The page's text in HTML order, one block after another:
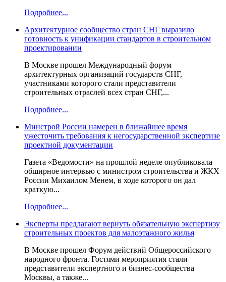
Подробнее...
Архитектурное сообщество стран СНГ выразило
готовность к унификации стандартов в строительном
проектировании
В Москве прошел Международный форум
архитектурных организаций государств СНГ,
участниками которого стали представители
строительных отраслей всех стран СНГ,...
Подробнее...
Минстрой России намерен в ближайшее время
ужесточить требования к негосударственной экспертизе
проектной документации
Газета «Ведомости» на прошлой неделе опубликовала
обширное интервью с министром строительства и ЖКХ
России Михаилом Менем, в ходе которого он дал
краткую...
Подробнее...
Эксперты предлагают вернуть обязательную экспертизу
строительных проектов для малоэтажного жилья
В Москве прошел Форум действий Общероссийского
народного фронта. Гостями мероприятия стали
представители экспертного и бизнес-сообщества
Москвы, а также...